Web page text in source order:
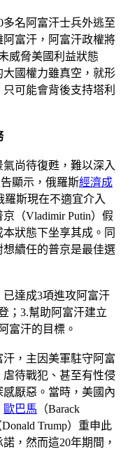
多名阿富汗士兵外逃至
富汗，阿富汗政權將
威脅美國利益狀態
國權力雖真空，就形
可能會背後支持塔利
尚待復甦，難以深入
顯示，俄羅斯經濟成
羅斯現在不適宜介入
（Vladimir Putin）假
狀態下坐享其成。同
續任的普京是最佳選
達成3項進攻阿富汗
；3.幫助阿富汗建立
富汗的目標。
，主因美軍駐守阿富
待戰犯、甚至有性侵
厭惡。當時，美國內
歐巴馬 （Barack
Donald Trump）重申此
，然而這20年期間，